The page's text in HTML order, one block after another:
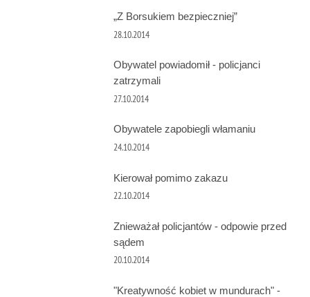
„Z Borsukiem bezpieczniej”
28.10.2014
Obywatel powiadomił - policjanci
zatrzymali
27.10.2014
Obywatele zapobiegli włamaniu
24.10.2014
Kierował pomimo zakazu
22.10.2014
Znieważał policjantów - odpowie przed
sądem
20.10.2014
"Kreatywność kobiet w mundurach" -